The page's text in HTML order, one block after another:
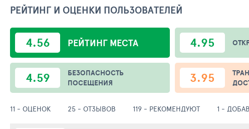
РЕЙТИНГ И ОЦЕНКИ ПОЛЬЗОВАТЕЛЕЙ
4.56 РЕЙТИНГМЕСТА 4.95
4.59
БЕЗОПАСНОСТЬ
ПОСЕЩЕНИЯ
3.95
11 - ОЦЕНОК 25 - ОТЗЫВОВ 119 - РЕКОМЕНДУЮТ 1 -